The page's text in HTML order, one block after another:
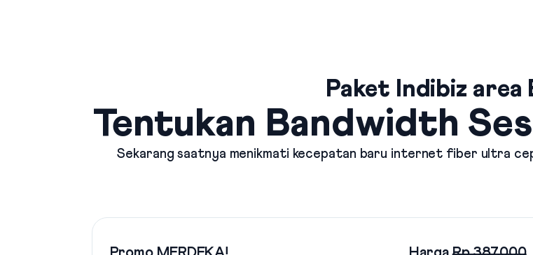
Paket Indibiz area
Tentukan Bandwidth
Sekarang saatnya menikmati kecepatan baru internet fiber ultra